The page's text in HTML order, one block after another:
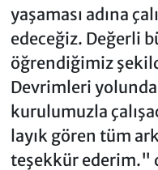
yaşaması adına
edeceğiz. Değerli
öğrendiğimiz
Devrimleri
kurulumuzla
layık gören tüm
teşekkür ederim."